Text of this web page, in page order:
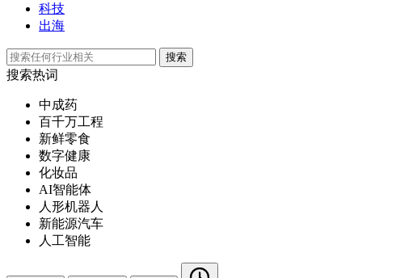
科技
出海
搜索
搜索热词
中成药
百千万工程
新鲜零食
数字健康
化妆品
AI智能体
人形机器人
新能源汽车
人工智能